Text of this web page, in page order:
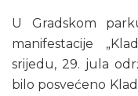
U Gradskom
manifestacije
srijedu, 29. jula
bilo posvećeno